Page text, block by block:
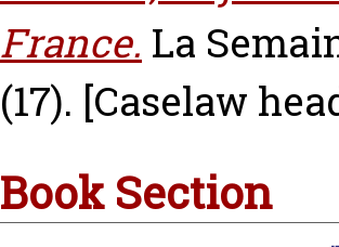
France. La
(17). [Caselaw
Book Section